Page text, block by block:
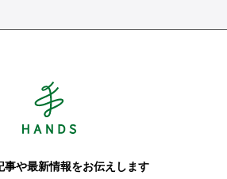
事や最新情報をお伝えします